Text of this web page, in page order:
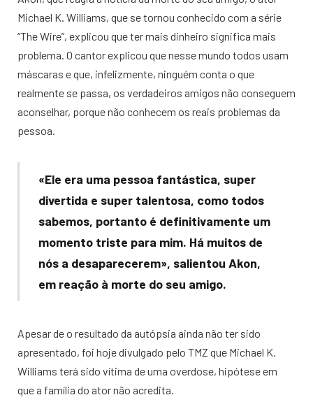
Michael K. Williams, que se tornou conhecido com a série
“The Wire”, explicou que ter mais dinheiro significa mais
problema. O cantor explicou que nesse mundo todos usam
máscaras e que, infelizmente, ninguém conta o que
realmente se passa, os verdadeiros amigos não conseguem
aconselhar, porque não conhecem os reais problemas da
pessoa.
«Ele era uma pessoa fantástica, super
divertida e super talentosa, como todos
sabemos, portanto é definitivamente um
momento triste para mim. Há muitos de
nós a desaparecerem», salientou Akon,
em reação à morte do seu amigo.
Apesar de o resultado da autópsia ainda não ter sido
apresentado, foi hoje divulgado pelo TMZ que Michael K.
Williams terá sido vítima de uma overdose, hipótese em
que a família do ator não acredita.